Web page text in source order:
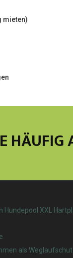
mieten)
HÄUFIG
Hundepool XXL
als